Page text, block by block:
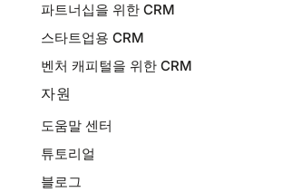
파트너십을 위한 CRM
스타트업용 CRM
벤처 캐피털을 위한 CRM
자원
도움말 센터
튜토리얼
블로그